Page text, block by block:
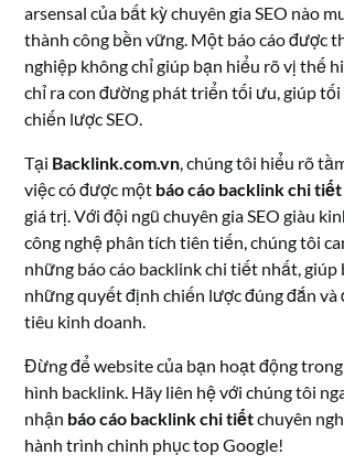
arsensal của bất kỳ chuyên gia SEO nào
thành công bền vững. Một báo cáo được
nghiệp không chỉ giúp bạn hiểu rõ vị thế
chỉ ra con đường phát triển tối ưu, giúp
chiến lược SEO.
Tại Backlink.com.vn, chúng tôi hiểu rõ
việc có được một báo cáo backlink chi tiết
giá trị. Với đội ngũ chuyên gia SEO giàu
công nghệ phân tích tiên tiến, chúng tôi
những báo cáo backlink chi tiết nhất, giúp
những quyết định chiến lược đúng đắn và
tiêu kinh doanh.
Đừng để website của bạn hoạt động
hình backlink. Hãy liên hệ với chúng tôi
nhận báo cáo backlink chi tiếtchuyên
hành trình chinh phục top Google!